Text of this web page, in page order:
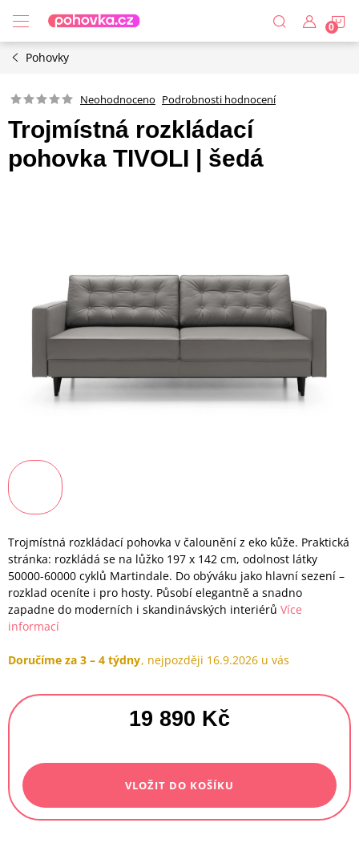
obsah
Pohovky
Neohodnoceno Podrobnosti hodnocení
Trojmístná rozkládací
pohovka TIVOLI | šedá
Trojmístná rozkládací pohovka v čalounění z eko kůže. Praktická
stránka: rozkládá se na lůžko 197 x 142 cm, odolnost látky
50000-60000 cyklů Martindale. Do obýváku jako hlavní sezení –
rozklad oceníte i pro hosty. Působí elegantně a snadno
zapadne do moderních i skandinávských interiérů Více
informací
Doručíme za 3 – 4 týdny 16.9.2026
19 890 Kč
VLOŽIT DO KOŠÍKU